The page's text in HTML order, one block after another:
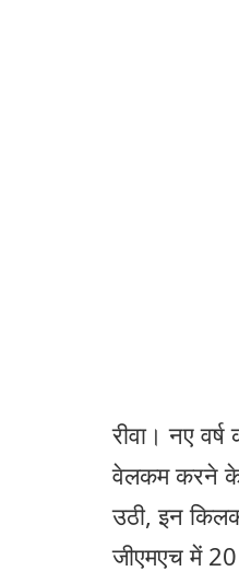
रीवा। नए
वेलकम करने के
उठी, इन
जीएमएच में 20